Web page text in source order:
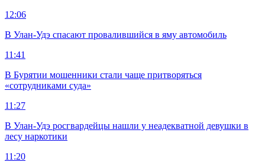
12:06
В Улан-Удэ спасают провалившийся в яму автомобиль
11:41
В Бурятии мошенники стали чаще притворяться
«сотрудниками суда»
11:27
В Улан-Удэ росгвардейцы нашли у неадекватной девушки в
лесу наркотики
11:20